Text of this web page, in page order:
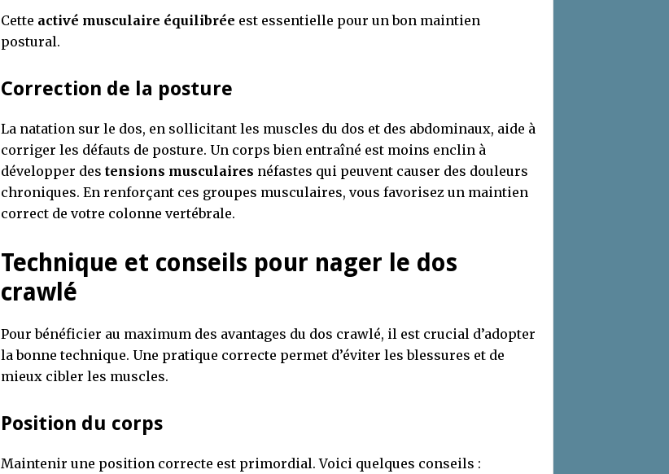
Cette activé musculaire équilibrée est essentielle pour un bon maintien
postural.
Correction de la posture
La natation sur le dos, en sollicitant les muscles du dos et des abdominaux, aide à
corriger les défauts de posture. Un corps bien entraîné est moins enclin à
développer des tensions musculaires néfastes qui peuvent causer des douleurs
chroniques. En renforçant ces groupes musculaires, vous favorisez un maintien
correct de votre colonne vertébrale.
Technique et conseils pour nager le dos
crawlé
Pour bénéficier au maximum des avantages du dos crawlé, il est crucial d’adopter
la bonne technique. Une pratique correcte permet d’éviter les blessures et de
mieux cibler les muscles.
Position du corps
Maintenir une position correcte est primordial. Voici quelques conseils :